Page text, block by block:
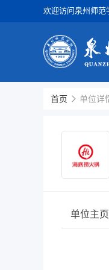
欢迎访问泉州师范
首页 单位详
单位主页